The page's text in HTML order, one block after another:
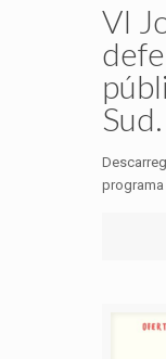
VI
Sud.
programa